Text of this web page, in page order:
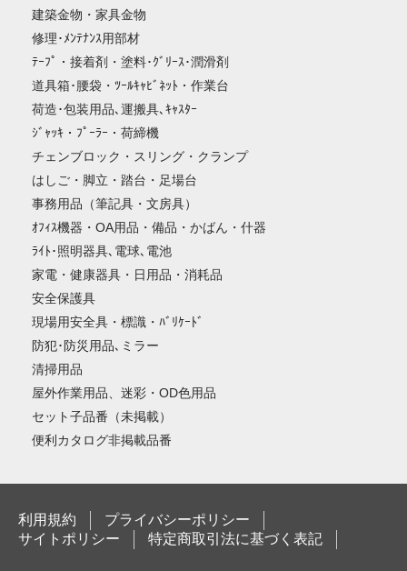
建築金物・家具金物
修理･ﾒﾝﾃﾅﾝｽ用部材
ﾃｰﾌﾟ・接着剤・塗料･ｸﾞﾘｰｽ･潤滑剤
道具箱･腰袋・ﾂｰﾙｷｬﾋﾞﾈｯﾄ・作業台
荷造･包装用品､運搬具､ｷｬｽﾀｰ
ｼﾞｬｯｷ・ﾌﾟｰﾗｰ・荷締機
チェンブロック・スリング・クランプ
はしご・脚立・踏台・足場台
事務用品（筆記具・文房具）
ｵﾌｨｽ機器・OA用品・備品・かばん・什器
ﾗｲﾄ･照明器具､電球､電池
家電・健康器具・日用品・消耗品
安全保護具
現場用安全具・標識・ﾊﾞﾘｹｰﾄﾞ
防犯･防災用品､ミラー
清掃用品
屋外作業用品、迷彩・OD色用品
セット子品番（未掲載）
便利カタログ非掲載品番
利用規約
プライバシーポリシー
サイトポリシー
特定商取引法に基づく表記